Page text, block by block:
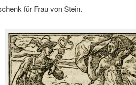
für Frau von Stein.